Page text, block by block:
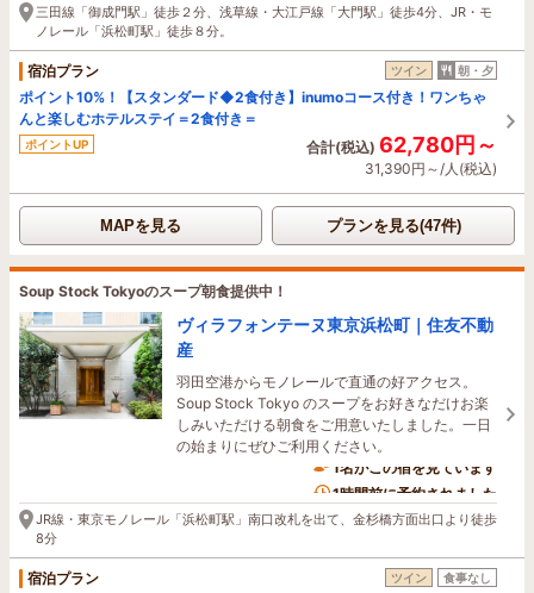
三田線「御成門駅」徒歩２分、浅草線・大江戸線「大門駅」徒歩4分、JR・モ
ノレール「浜松町駅」徒歩８分。
宿泊プラン ツイン 朝・夕
ポイント10%！【スタンダード◆2食付き】inumoコース付き！ワンちゃ
んと楽しむホテルステイ＝2食付き＝
ポイントUP 合計(税込) 62,780円～
31,390円～/人(税込)
MAPを見る プランを見る(47件)
Soup Stock Tokyoのスープ朝食提供中！
ヴィラフォンテーヌ東京浜松町｜住友不動
産
羽田空港からモノレールで直通の好アクセス。
Soup Stock Tokyo のスープをお好きなだけお楽
しみいただける朝食をご用意いたしました。一日
の始まりにぜひご利用ください。
1名がこの宿を見ています
1時間前に予約されました
JR線・東京モノレール「浜松町駅」南口改札を出て、金杉橋方面出口より徒歩
8分
宿泊プラン ツイン 食事なし